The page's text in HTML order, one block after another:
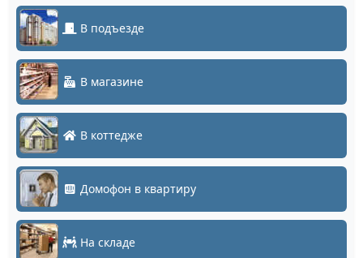
В подъезде
В магазине
В коттедже
Домофон в квартиру
На складе